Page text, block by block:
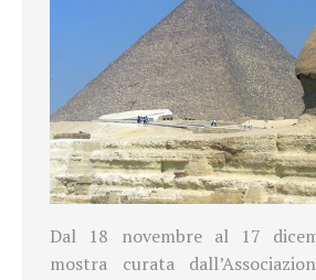
Dal 18 novembre al 17
mostra curata